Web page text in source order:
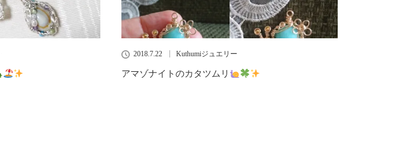
2018.7.22 Kuthumiジュエリー
アマゾナイトのカタツムリ